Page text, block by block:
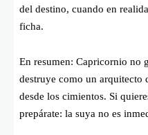
del destino, cuando en
ficha.
En resumen: Capricornio no
destruye como un arquitecto
desde los cimientos. Si
prepárate: la suya no es